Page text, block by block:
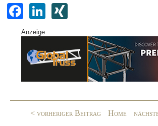
F
a
c
e
o
Li
k
e
G
Anzeige
< vorheriger Beitrag Home